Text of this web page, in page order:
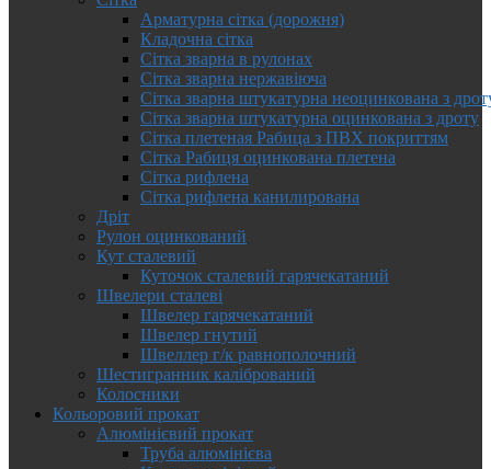
Арматурна сітка (дорожня)
Кладочна сітка
Сітка зварна в рулонах
Сітка зварна нержавіюча
Сітка зварна штукатурна неоцинкована з
Сітка зварна штукатурна оцинкована з дроту
Сітка плетеная Рабица з ПВХ покриттям
Сітка Рабиця оцинкована плетена
Сітка рифлена
Сітка рифлена канилирована
Дріт
Рулон оцинкований
Кут сталевий
Куточок сталевий гарячекатаний
Швелери сталеві
Швелер гарячекатаний
Швелер гнутий
Швеллер г/к равнополочний
Шестигранник калібрований
Колосники
Кольоровий прокат
Алюмінієвий прокат
Труба алюмінієва